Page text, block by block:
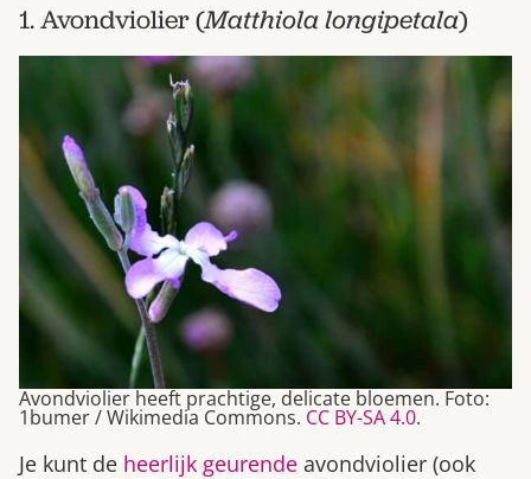
1. Avondviolier (Matthiola longipetala)
Avondviolier heeft prachtige, delicate bloemen. Foto:
1bumer / Wikimedia Commons. CC BY-SA 4.0.
Je kunt de heerlijk geurende avondviolier (ook